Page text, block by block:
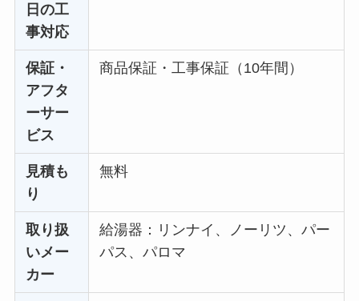
日の工
事対応
保証・
アフタ
ーサー
ビス
商品保証・工事保証（10年間）
見積も
り
無料
取り扱
いメー
カー
給湯器：リンナイ、ノーリツ、パー
パス、パロマ